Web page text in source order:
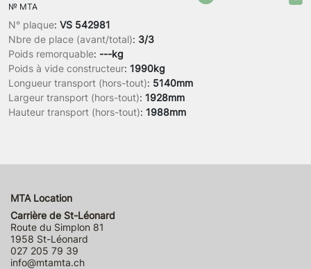
N° plaque: VS 542981
Nbre de place (avant/total): 3/3
Poids remorquable: ---kg
Poids à vide constructeur: 1990kg
Longueur transport (hors-tout): 5140mm
Largeur transport (hors-tout): 1928mm
Hauteur transport (hors-tout): 1988mm
№ MTA
MTA Location
Carrière de St-Léonard
Route du Simplon 81
1958 St-Léonard
027 205 79 39
info@mtamta.ch